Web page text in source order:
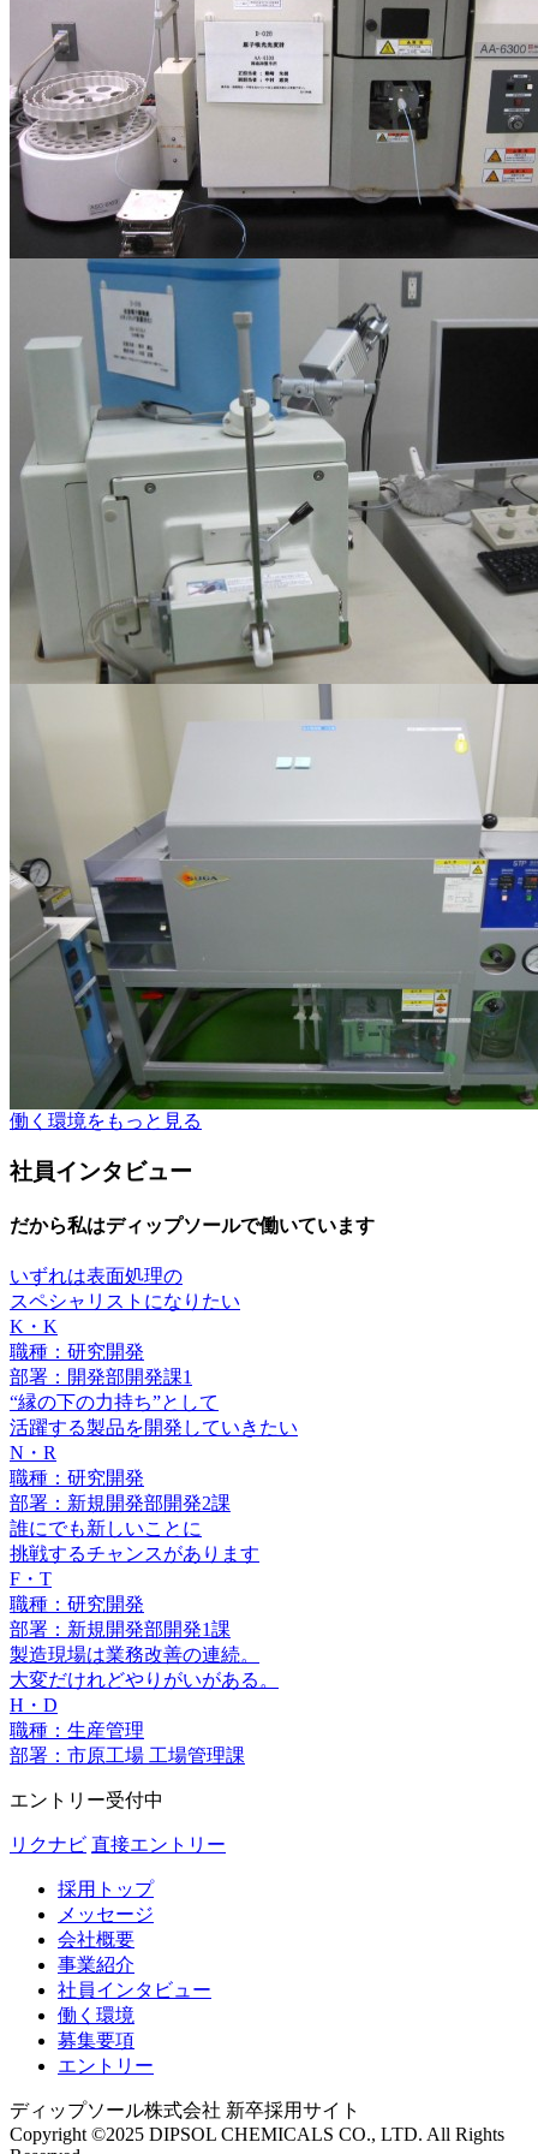
働く環境をもっと見る
社員インタビュー
だから私はディップソールで働いています
いずれは表面処理の
スペシャリストになりたい
K・K
職種：研究開発
部署：開発部開発課1
“縁の下の力持ち”として
活躍する製品を開発していきたい
N・R
職種：研究開発
部署：新規開発部開発2課
誰にでも新しいことに
挑戦するチャンスがあります
F・T
職種：研究開発
部署：新規開発部開発1課
製造現場は業務改善の連続。
大変だけれどやりがいがある。
H・D
職種：生産管理
部署：市原工場 工場管理課
エントリー受付中
リクナビ 直接エントリー
採用トップ
メッセージ
会社概要
事業紹介
社員インタビュー
働く環境
募集要項
エントリー
ディップソール株式会社 新卒採用サイト
Copyright ©2025 DIPSOL CHEMICALS CO., LTD. All Rights